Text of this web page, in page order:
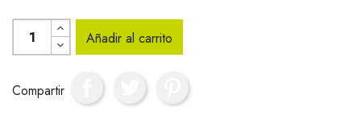
Añadir al carrito
Compartir